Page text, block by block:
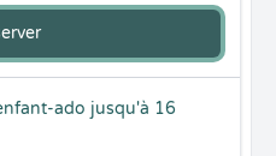
ado jusqu'à 16